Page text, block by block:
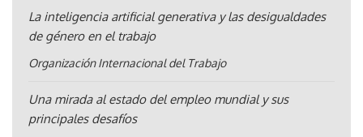
La inteligencia artificial generativa y las desigualdades
de género en el trabajo
Organización Internacional del Trabajo
Una mirada al estado del empleo mundial y sus
principales desafíos